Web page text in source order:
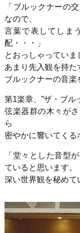
「ブルックナーの
なので、
言葉で表してしま
配・・・」
とおっしゃっていま
あまり先入観を持た
ブルックナーの音楽
第1楽章、”ザ・ブル
弦楽器群の木々が
ら
密やかに響いてく
「堂々とした音型
ていると思います。
深い世界観を秘めて